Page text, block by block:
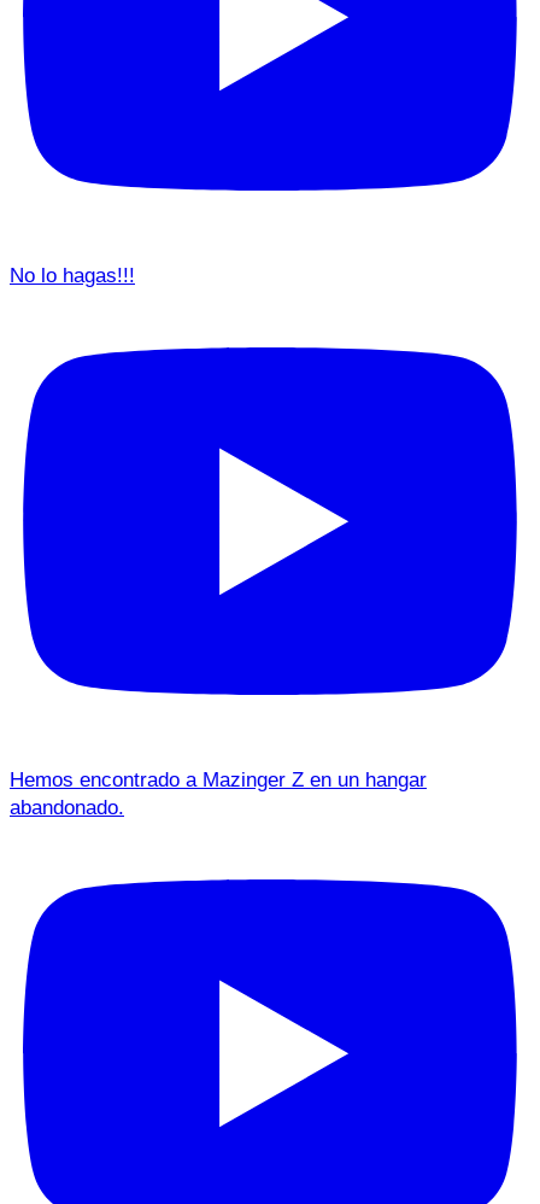
No lo hagas!!!
Hemos encontrado a Mazinger Z en un hangar
abandonado.